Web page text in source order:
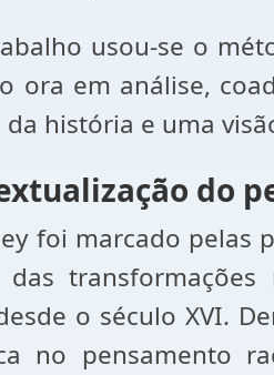
usou-se o
ora em análise,
história e uma
do
foi marcado pelas
o século XVI.
no pensamento